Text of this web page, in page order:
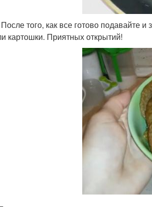
того, как все готово подавайте
картошки. Приятных открытий!